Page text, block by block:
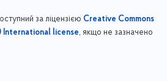
за ліцензією Creative Commons
license, якщо не зазначено